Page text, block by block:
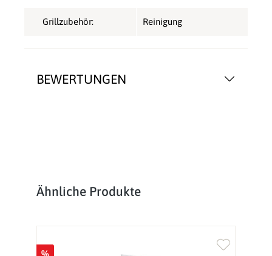
BEWERTUNGEN
Grillzubehör: Reinigung
Produktgalerie überspringen
Ähnliche Produkte